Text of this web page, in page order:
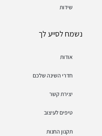
שידות
נשמח לסייע לך
אודות
חדרי השינה שלכם
יצירת קשר
טיפים לעיצוב
תקנון החנות